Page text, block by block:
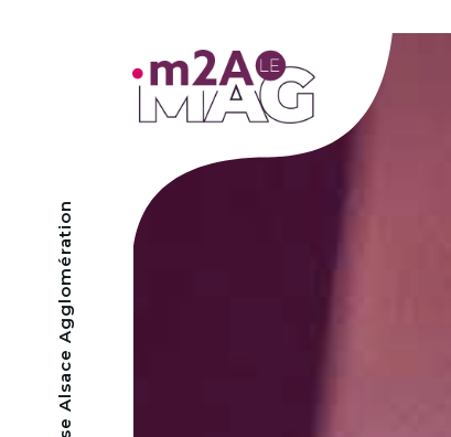
- Mulhouse Alsace Agglomération